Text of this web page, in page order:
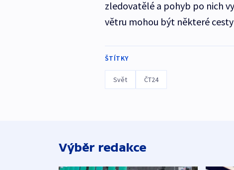
zledovatělé a pohyb po nich
větru mohou být některé
ŠTÍTKY
Svět ČT24
Výběr redakce